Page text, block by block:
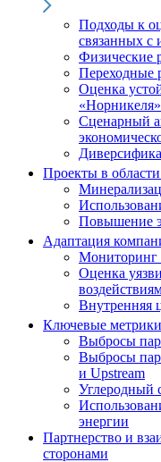
Подходы к
связанных с
Физические
Переходные
Оценка
«Норникеля»
Сценарный
Проекты в
Повышение
Адаптация
Мониторинг
Оценка
Внутренняя
Ключевые
Выбросы
Выбросы
и Upstream
Углеродный
энергии
Партнерство и
сторонами